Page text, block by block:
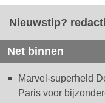
Nieuwstip?
Net binnen
Marvel-superheld
Paris voor